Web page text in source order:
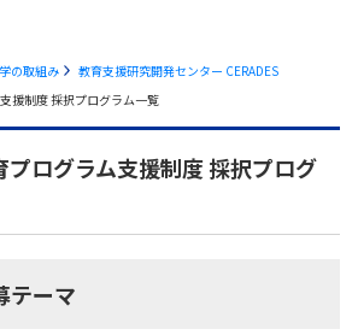
の取組み
教育支援研究開発センター CERADES
援制度 採択プログラム一覧
ログラム支援制度 採択プログ
テーマ